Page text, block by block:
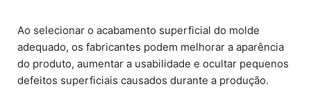
Ao selecionar o acabamento superficial do molde
adequado, os fabricantes podem melhorar a aparência
do produto, aumentar a usabilidade e ocultar pequenos
defeitos superficiais causados durante a produção.